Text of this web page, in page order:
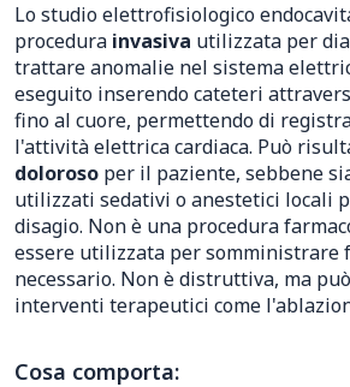
Lo studio elettrofisiologico
procedura invasiva utilizzata per
trattare anomalie nel sistema
eseguito inserendo cateteri
fino al cuore, permettendo di
l'attività elettrica cardiaca. Può
doloroso per il paziente, sebbene
utilizzati sedativi o anestetici locali
disagio. Non è una procedura
essere utilizzata per somministrare
necessario. Non è distruttiva, ma
interventi terapeutici come
Cosa comporta: